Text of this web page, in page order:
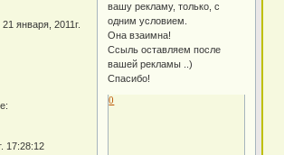
21 января, 2011г.
17:28:12
вашу рекламу, только, с
одним условием.
Она взаимна!
Ссыль оставляем после
вашей рекламы ..)
Спасибо!
0